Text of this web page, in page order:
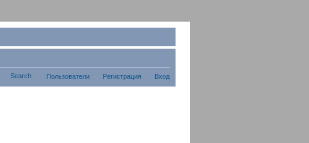
Search Пользователи Регистрация Вход